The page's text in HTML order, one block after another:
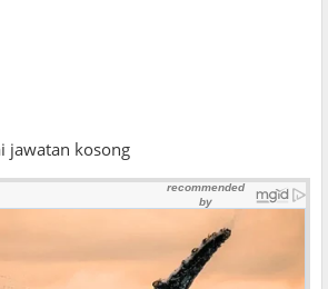
jawatan kosong